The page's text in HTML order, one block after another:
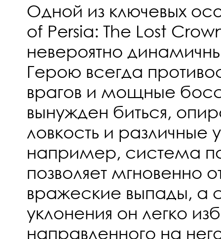
Одной из ключевых
of Persia: The Lost
невероятно
Герою всегда
врагов и мощные
вынужден биться,
ловкость и различные
например, система
позволяет мгновенно
вражеские выпады,
уклонения он легко
направленного на